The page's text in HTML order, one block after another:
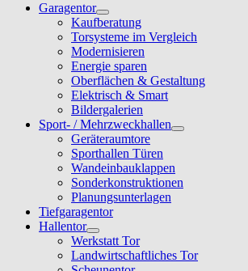
Garagentor
Kaufberatung
Torsysteme im Vergleich
Modernisieren
Energie sparen
Oberflächen & Gestaltung
Elektrisch & Smart
Bildergalerien
Sport- / Mehrzweckhallen
Geräteraumtore
Sporthallen Türen
Wandeinbauklappen
Sonderkonstruktionen
Planungsunterlagen
Tiefgaragentor
Hallentor
Werkstatt Tor
Landwirtschaftliches Tor